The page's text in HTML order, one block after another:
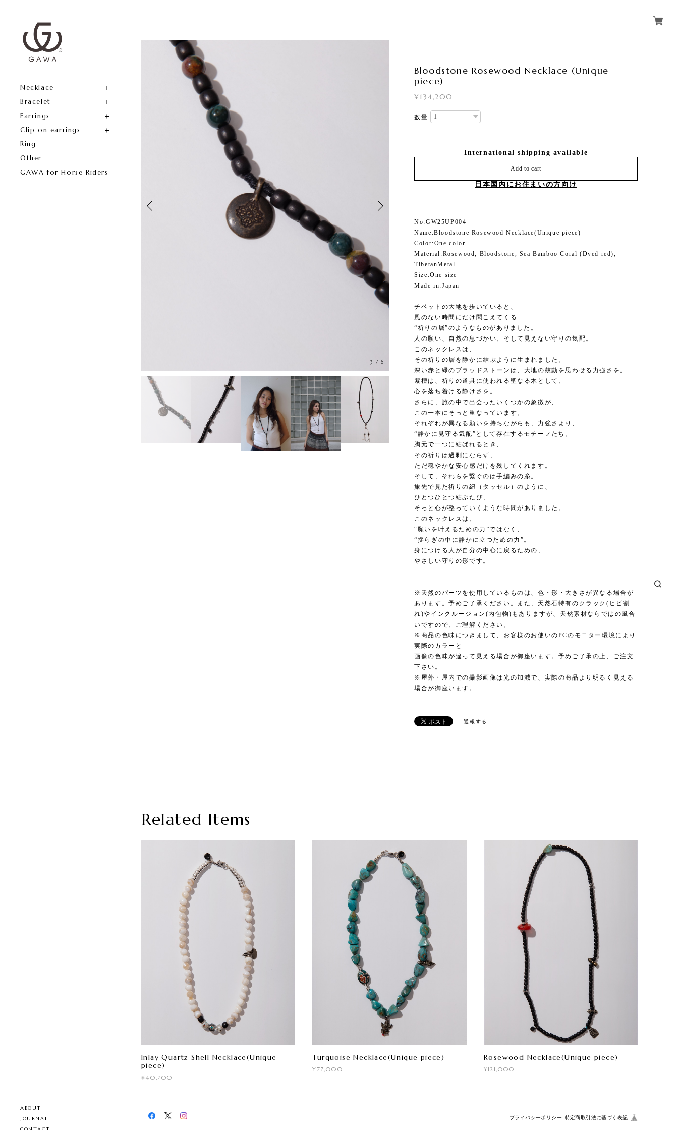
Necklace
Bracelet
Earrings
Clip on earrings
Ring
Other
GAWA for Horse Riders
ABOUT
JOURNAL
3 /6
Bloodstone Rosewood Necklace (Unique
piece)
¥134,200
数量
International shipping available
Add to cart
日本国内にお住まいの方向け
No:GW25UP004
Name:Bloodstone Rosewood Necklace(Unique piece)
Color:One color
Material:Rosewood, Bloodstone, Sea Bamboo Coral (Dyed red),
TibetanMetal
Size:One size
Made in:Japan
チベットの大地を歩いていると、
風のない時間にだけ聞こえてくる
“祈りの層”のようなものがありました。
人の願い、自然の息づかい、そして見えない守りの気配。
このネックレスは、
その祈りの層を静かに結ぶように生まれました。
深い赤と緑のブラッドストーンは、大地の鼓動を思わせる力強さを。
紫檀は、祈りの道具に使われる聖なる木として、
心を落ち着ける静けさを。
さらに、旅の中で出会ったいくつかの象徴が、
この一本にそっと重なっています。
それぞれが異なる願いを持ちながらも、力強さより、
“静かに見守る気配”として存在するモチーフたち。
胸元で一つに結ばれるとき、
その祈りは過剰にならず、
ただ穏やかな安心感だけを残してくれます。
そして、それらを繋ぐのは手編みの糸。
旅先で見た祈りの紐（タッセル）のように、
ひとつひとつ結ぶたび、
そっと心が整っていくような時間がありました。
このネックレスは、
“願いを叶えるための力”ではなく、
“揺らぎの中に静かに立つための力”。
身につける人が自分の中心に戻るための、
やさしい守りの形です。
※天然のパーツを使用しているものは、色・形・大きさが異なる場合が
あります。予めご了承ください。また、天然石特有のクラック(ヒビ割
れ)やインクルージョン(内包物)もありますが、天然素材ならではの風合
いですので、ご理解ください。
※商品の色味につきまして、お客様のお使いのPCのモニター環境により
実際のカラーと
画像の色味が違って見える場合が御座います。予めご了承の上、ご注文
下さい。
※屋外・屋内での撮影画像は光の加減で、実際の商品より明るく見える
場合が御座います。
通報する
Related Items
Inlay Quartz Shell Necklace(Unique
piece)
¥40,700
Turquoise Necklace(Unique piece)
¥77,000
Rosewood Necklace(Unique piece)
¥121,000
プライバシーポリシー 特定商取引法に基づく表記